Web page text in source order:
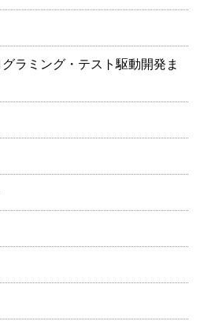
ラミング・テスト駆動開発ま